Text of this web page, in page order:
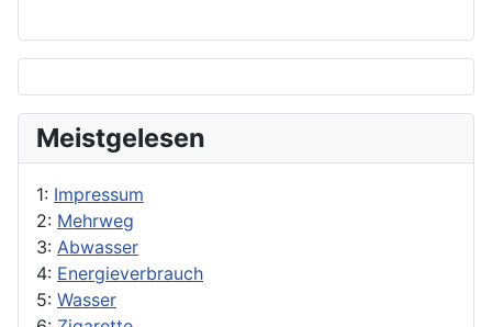
Meistgelesen
1: Impressum
2: Mehrweg
3: Abwasser
4: Energieverbrauch
5: Wasser